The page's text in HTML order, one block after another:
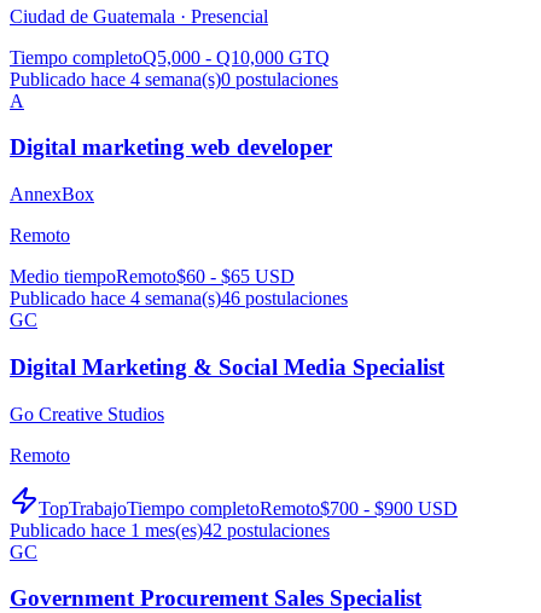
Ciudad de Guatemala · Presencial
Tiempo completoQ5,000 - Q10,000 GTQ
Publicado hace 4 semana(s)0 postulaciones
A
Digital marketing web developer
AnnexBox
Remoto
Medio tiempoRemoto$60 - $65 USD
Publicado hace 4 semana(s)46 postulaciones
GC
Digital Marketing & Social Media Specialist
Go Creative Studios
Remoto
TopTrabajoTiempo completoRemoto$700 - $900 USD
Publicado hace 1 mes(es)42 postulaciones
GC
Government Procurement Sales Specialist